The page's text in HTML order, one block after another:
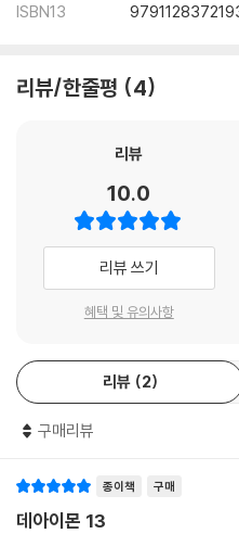
ISBN13
리뷰/한줄평 4
리뷰
10.0
리뷰 쓰기
혜택 및 유의사항
리뷰 2
구매리뷰
종이책 구매
데아이몬 13